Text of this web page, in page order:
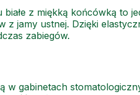
białe z miękką końcówką to
z jamy ustnej. Dzięki
zabiegów.
w gabinetach